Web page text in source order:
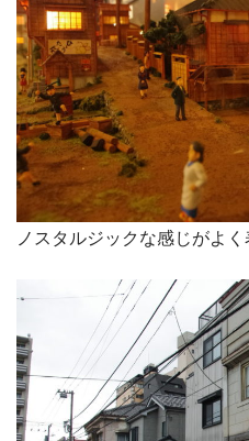
ノスタルジックな感じがよく